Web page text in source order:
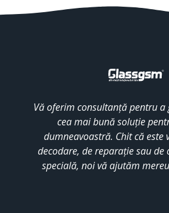
Vă oferim consultanță pentru
cea mai bună soluție
dumneavoastră. Chit că este
decodare, de reparație sau
specială, noi vă ajutăm